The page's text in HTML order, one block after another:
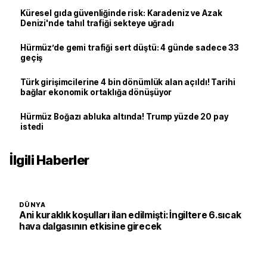
Küresel gıda güvenliğinde risk: Karadeniz ve Azak
Denizi'nde tahıl trafiği sekteye uğradı
Hürmüz’de gemi trafiği sert düştü: 4 günde sadece 33
geçiş
Türk girişimcilerine 4 bin dönümlük alan açıldı! Tarihi
bağlar ekonomik ortaklığa dönüşüyor
Hürmüz Boğazı abluka altında! Trump yüzde 20 pay
istedi
İlgili Haberler
DÜNYA
Ani kuraklık koşulları ilan edilmişti: İngiltere 6.sıcak
hava dalgasının etkisine girecek